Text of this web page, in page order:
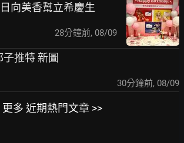
向美香幫立希慶生
29分鐘前, 08/09
子推特 新圖
30分鐘前, 08/09
更多 近期熱門文章 >>